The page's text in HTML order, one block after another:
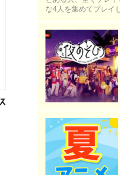
な4人を集めてプレイ